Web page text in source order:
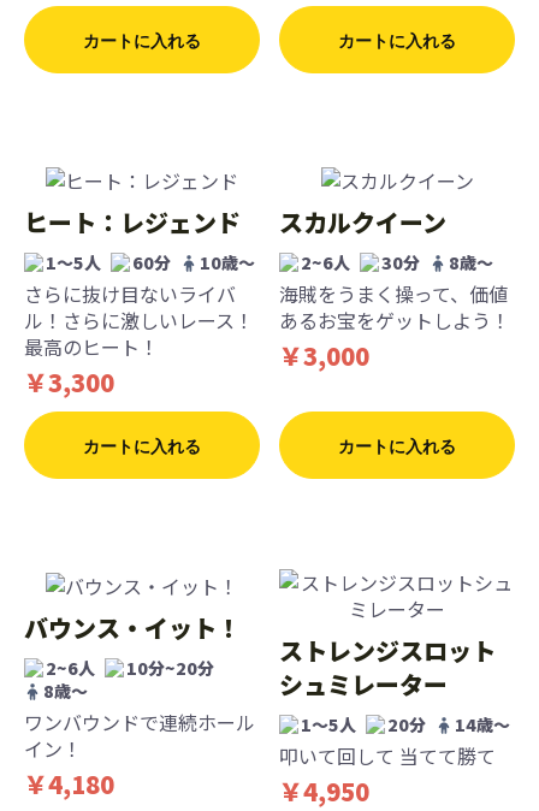
カートに入れる カートに入れる
ヒート：レジェンド
1〜5人 60分 10歳〜
さらに抜け目ないライバ
ル！さらに激しいレース！
最高のヒート！
￥3,300
カートに入れる
スカルクイーン
2~6人 30分 8歳〜
海賊をうまく操って、価値
あるお宝をゲットしよう！
￥3,000
カートに入れる
バウンス・イット！
2~6人
10分~20分
8歳〜
ワンバウンドで連続ホール
イン！
￥4,180
ストレンジスロット
シュミレーター
1〜5人 20分 14歳〜
叩いて回して 当てて勝て
￥4,950